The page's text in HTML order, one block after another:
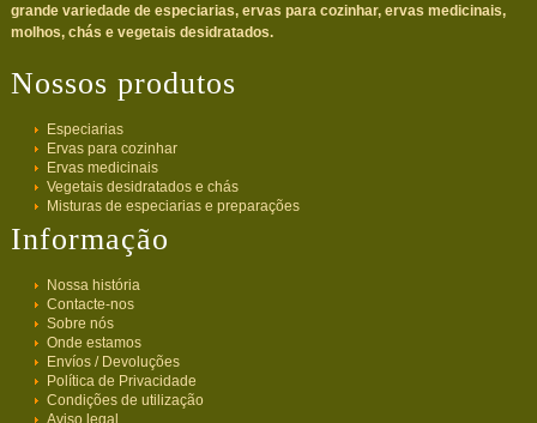
grande variedade de especiarias, ervas para cozinhar, ervas medicinais,
molhos, chás e vegetais desidratados.
Nossos produtos
Especiarias
Ervas para cozinhar
Ervas medicinais
Vegetais desidratados e chás
Misturas de especiarias e preparações
Informação
Nossa história
Contacte-nos
Sobre nós
Onde estamos
Envíos / Devoluções
Política de Privacidade
Condições de utilização
Aviso legal